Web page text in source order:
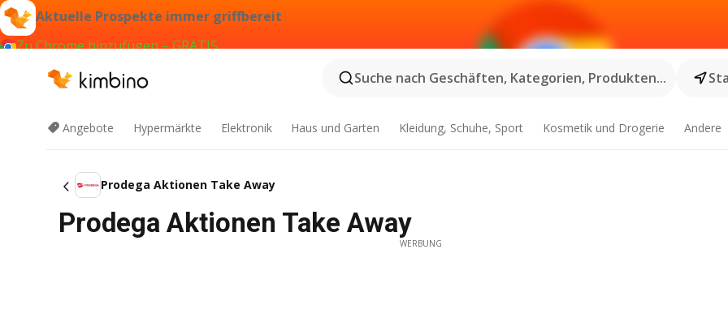
Aktuelle Prospekte immer griffbereit
Zu Chrome hinzufügen – GRATIS
Suche nach Geschäften, Kategorien, Produkten...
Angebote Hypermärkte Elektronik Haus und Garten Kleidung, Schuhe, Sport Kosmetik und Drogerie Andere
Prodega Aktionen Take Away
Prodega Aktionen Take Away
WERBUNG